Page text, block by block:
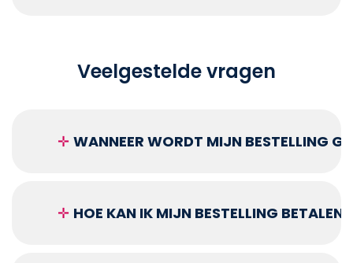
Veelgestelde vragen
✛ WANNEER WORDT MIJN BESTELLING
✛ HOE KAN IK MIJN BESTELLING BETALEN?